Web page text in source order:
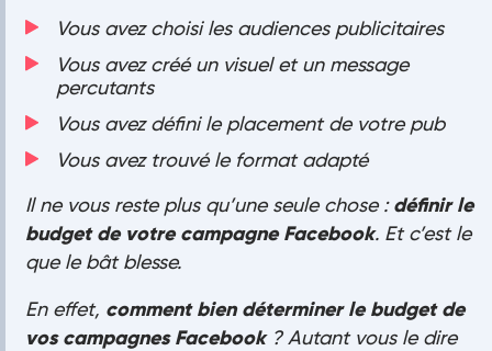
Vous avez choisi les audiences publicitaires
Vous avez créé un visuel et un message
percutants
Vous avez défini le placement de votre pub
Vous avez trouvé le format adapté
Il ne vous reste plus qu’une seule chose :définir le
budget de votre campagne Facebook. Et c’est le
que le bât blesse.
En effet, comment bien déterminer le budget de
vos campagnes Facebook? Autant vous le dire